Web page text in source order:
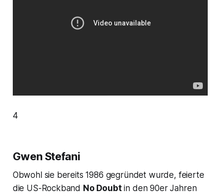
4
Gwen Stefani
Obwohl sie bereits 1986 gegründet wurde, feierte
die US-Rockband No Doubtin den 90er Jahren